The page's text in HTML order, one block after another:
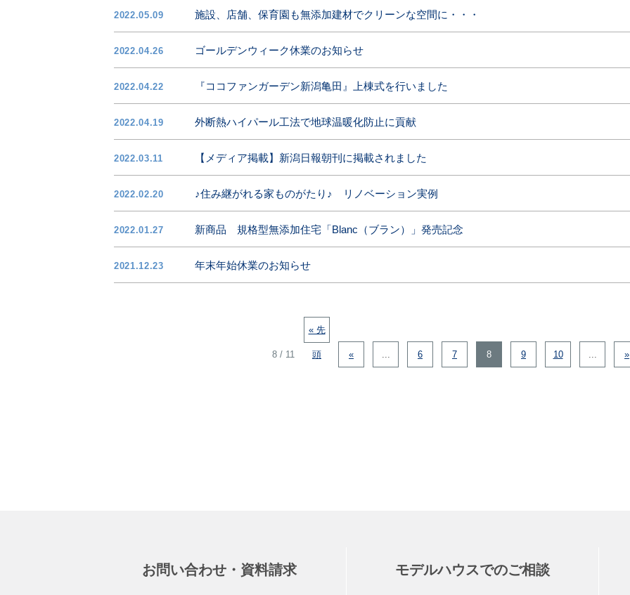
2022.05.09 施設、店舗、保育園も無添加建材でクリーンな空間に・・・
2022.04.26 ゴールデンウィーク休業のお知らせ
2022.04.22 『ココファンガーデン新潟亀田』上棟式を行いました
2022.04.19 外断熱ハイパール工法で地球温暖化防止に貢献
2022.03.11 【メディア掲載】新潟日報朝刊に掲載されました
2022.02.20 ♪住み継がれる家ものがたり♪ リノベーション実例
2022.01.27 新商品 規格型無添加住宅「Blanc（ブラン）」発売記念
2021.12.23 年末年始休業のお知らせ
8 / 11
« 先
頭 « ... 6 7 8 9 10 ... »
お問い合わせ・資料請求 モデルハウスでのご相談